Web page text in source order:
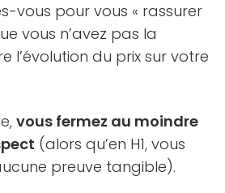
vous pour vous « rassurer
vous n’avez pas la
l’évolution du prix sur votre
vous fermez au moindre
(alors qu’en H1, vous
preuve tangible).